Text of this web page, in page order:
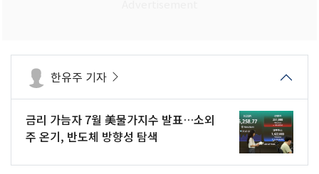
한유주 기자
금리 가늠자 7월 美물가지수 발표…소외
주 온기, 반도체 방향성 탐색